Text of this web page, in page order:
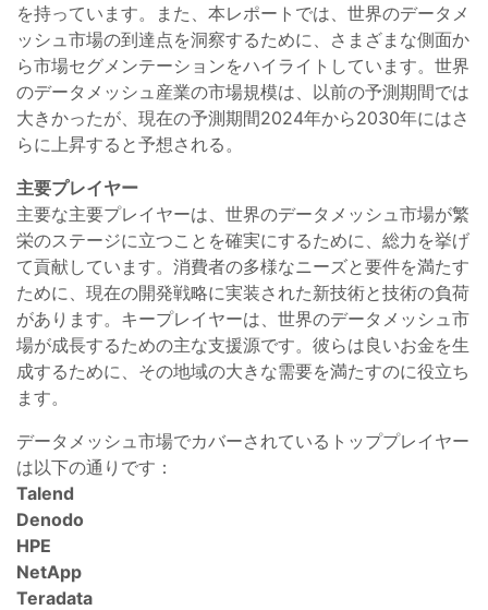
を持っています。また、本レポートでは、世界のデータメ
ッシュ市場の到達点を洞察するために、さまざまな側面か
ら市場セグメンテーションをハイライトしています。世界
のデータメッシュ産業の市場規模は、以前の予測期間では
大きかったが、現在の予測期間2024年から2030年にはさ
らに上昇すると予想される。
主要プレイヤー
主要な主要プレイヤーは、世界のデータメッシュ市場が繁
栄のステージに立つことを確実にするために、総力を挙げ
て貢献しています。消費者の多様なニーズと要件を満たす
ために、現在の開発戦略に実装された新技術と技術の負荷
があります。キープレイヤーは、世界のデータメッシュ市
場が成長するための主な支援源です。彼らは良いお金を生
成するために、その地域の大きな需要を満たすのに役立ち
ます。
データメッシュ市場でカバーされているトッププレイヤー
は以下の通りです：
Talend
Denodo
HPE
NetApp
Teradata